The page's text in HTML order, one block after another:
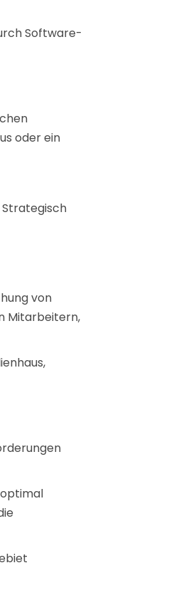
Software-
oder ein
Strategisch
von
Mitarbeitern,